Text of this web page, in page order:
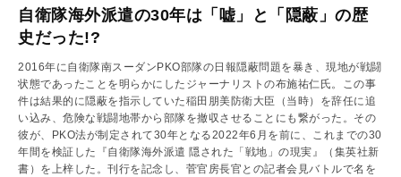
自衛隊海外派遣の30年は「嘘」と「隠蔽」の歴
史だった!?
2016年に自衛隊南スーダンPKO部隊の日報隠蔽問題を暴き、現地が戦闘
状態であったことを明らかにしたジャーナリストの布施祐仁氏。この事
件は結果的に隠蔽を指示していた稲田朋美防衛大臣（当時）を辞任に追
い込み、危険な戦闘地帯から部隊を撤収させることにも繋がった。その
彼が、PKO法が制定されて30年となる2022年6月を前に、これまでの30
年間を検証した『自衛隊海外派遣 隠された「戦地」の現実』（集英社新
書）を上梓した。刊行を記念し、菅官房長官との記者会見バトルで名を